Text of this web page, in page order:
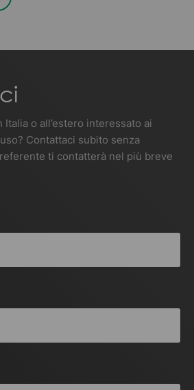
o all’estero interessato ai
Contattaci subito senza
ti contatterà nel più breve